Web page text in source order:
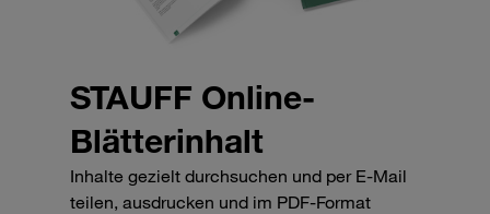
STAUFF Online-
Blätterinhalt
Inhalte gezielt durchsuchen und per E-Mail
teilen, ausdrucken und im PDF-Format